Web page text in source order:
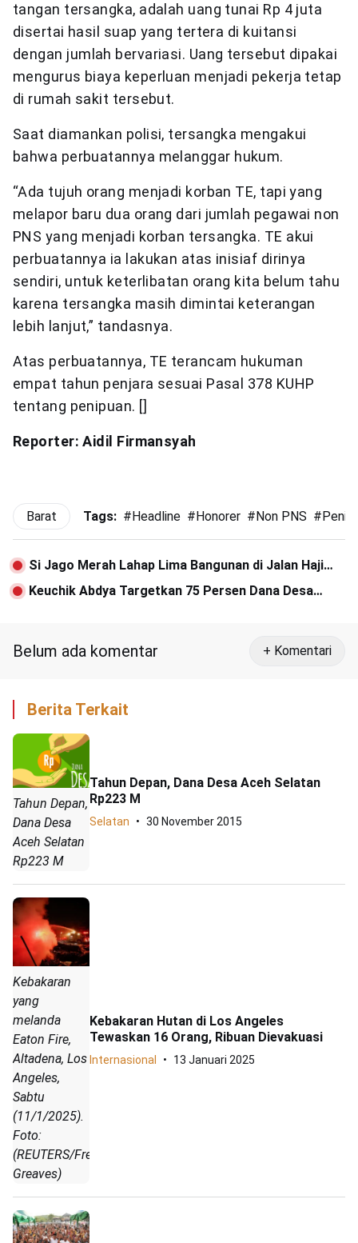
tangan tersangka, adalah uang tunai Rp 4 juta
disertai hasil suap yang tertera di kuitansi
dengan jumlah bervariasi. Uang tersebut dipakai
mengurus biaya keperluan menjadi pekerja tetap
di rumah sakit tersebut.
Saat diamankan polisi, tersangka mengakui
bahwa perbuatannya melanggar hukum.
“Ada tujuh orang menjadi korban TE, tapi yang
melapor baru dua orang dari jumlah pegawai non
PNS yang menjadi korban tersangka. TE akui
perbuatannya ia lakukan atas inisiaf dirinya
sendiri, untuk keterlibatan orang kita belum tahu
karena tersangka masih dimintai keterangan
lebih lanjut,” tandasnya.
Atas perbuatannya, TE terancam hukuman
empat tahun penjara sesuai Pasal 378 KUHP
tentang penipuan. []
Reporter: Aidil Firmansyah
Barat Tags: #Headline #Honorer #Non PNS #
Si Jago Merah Lahap Lima Bangunan di Jalan Haji
Iliyas Abdya
Keuchik Abdya Targetkan 75 Persen Dana Desa
Belum ada komentar + Komentari
Berita Terkait
Tahun Depan,
Dana Desa
Aceh Selatan
Rp223 M
Tahun Depan, Dana Desa Aceh Selatan
Rp223 M
Selatan 30 November 2015
Kebakaran
yang
melanda
Eaton Fire,
Altadena, Los
Angeles,
Sabtu
(11/1/2025).
Foto:
(REUTERS/Fred
Greaves)
Kebakaran Hutan di Los Angeles
Tewaskan 16 Orang, Ribuan Dievakuasi
Internasional 13 Januari 2025